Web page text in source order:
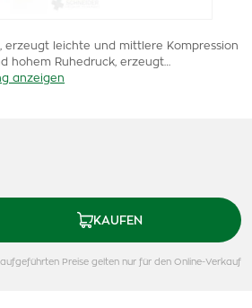
erzeugt leichte und mittlere Kompression
hohem Ruhedruck, erzeugt…
anzeigen
KAUFEN
aufgeführten Preise gelten nur für den Online-Verkauf